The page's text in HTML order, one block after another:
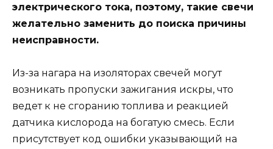
электрического тока, поэтому, такие свечи
желательно заменить до поиска причины
неисправности.
Из-за нагара на изоляторах свечей могут
возникать пропуски зажигания искры, что
ведет к не сгоранию топлива и реакцией
датчика кислорода на богатую смесь. Если
присутствует код ошибки указывающий на